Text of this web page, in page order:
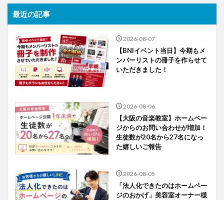
最近の記事
2026-08-07
【BNIイベント当日】今期もメ
ンバーリストの冊子を作らせて
いただきました！
2026-08-06
【大阪の音楽教室】ホームペー
ジからのお問い合わせが増加！
生徒数が20名から27名になっ
た嬉しいご報告
2026-08-05
「法人化できたのはホームペー
ジのおかげ」美容室オーナー様